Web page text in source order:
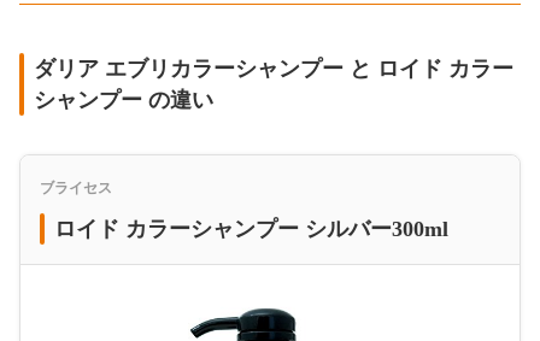
ダリア エブリカラーシャンプー と ロイド カラー
シャンプー の違い
ブライセス
ロイド カラーシャンプー シルバー300ml